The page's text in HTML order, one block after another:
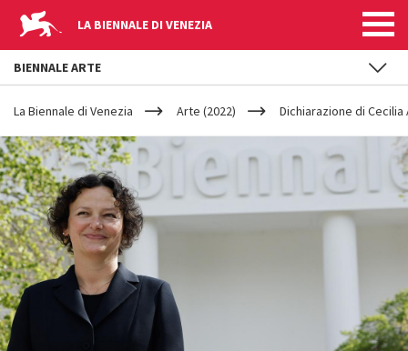
LA BIENNALE DI VENEZIA
YOUR
ARE
HERE
La Biennale di Venezia Arte (2022) Dichiarazione di Cecilia
BIENNALE ARTE